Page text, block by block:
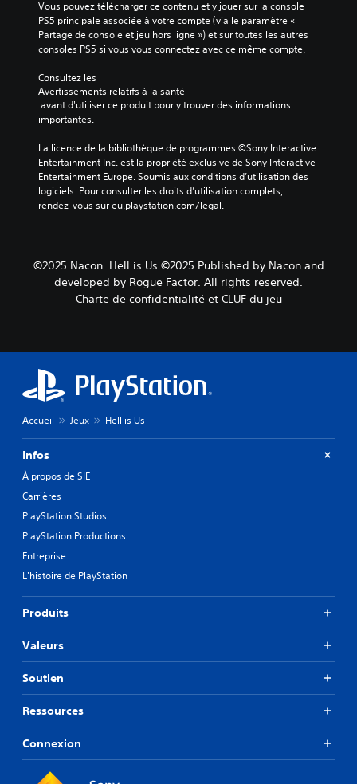
Vous pouvez télécharger ce contenu et y jouer sur la console
PS5 principale associée à votre compte (via le paramètre «
Partage de console et jeu hors ligne ») et sur toutes les autres
consoles PS5 si vous vous connectez avec ce même compte.
Consultez les
Avertissements relatifs à la santé
importantes.
La licence de la bibliothèque de programmes ©Sony Interactive
Entertainment Inc. est la propriété exclusive de Sony Interactive
Entertainment Europe. Soumis aux conditions d’utilisation des
logiciels. Pour consulter les droits d’utilisation complets,
rendez-vous sur eu.playstation.com/legal.
©2025 Nacon. Hell is Us ©2025 Published by Nacon and
developed by Rogue Factor. All rights reserved.
Charte de confidentialité et CLUF du jeu
Accueil Jeux Hell is Us
Infos
À propos de SIE
Carrières
PlayStation Studios
PlayStation Productions
Entreprise
L'histoire de PlayStation
Produits
Valeurs
Soutien
Ressources
Connexion